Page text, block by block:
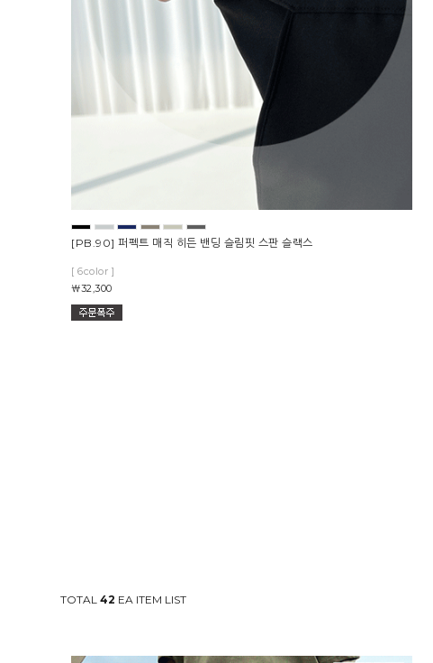
[PB.90] 퍼펙트 매직 히든 밴딩 슬림핏 스판 슬랙스
[ 6color ]
￦32,300
TOTAL42 EA ITEM LIST